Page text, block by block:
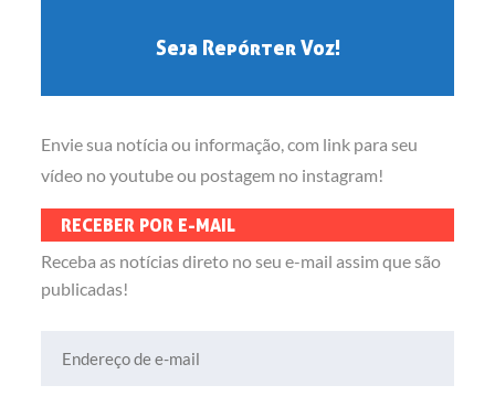
Seja Repórter Voz!
Envie sua notícia ou informação, com link para seu
vídeo no youtube ou postagem no instagram!
RECEBER POR E-MAIL
Receba as notícias direto no seu e-mail assim que são
publicadas!